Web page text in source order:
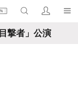
撃者」公演